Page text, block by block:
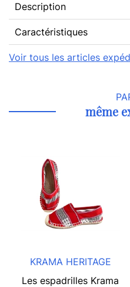
Description
Caractéristiques
Voir tous les articles
même
KRAMA HERITAGE
Les espadrilles Krama